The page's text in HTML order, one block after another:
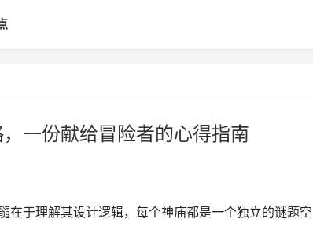
一份献给冒险者的心得指南
在于理解其设计逻辑，每个神庙都是一个独立的谜题空